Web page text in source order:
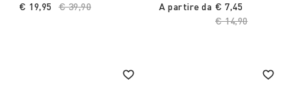
Price reduced from
€ 39,90
€ 19,95
A partire da
Price reduced from
€ 14,90to
€ 7,45